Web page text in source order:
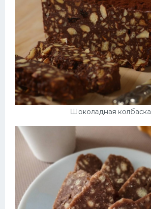
Шоколадная колбаска